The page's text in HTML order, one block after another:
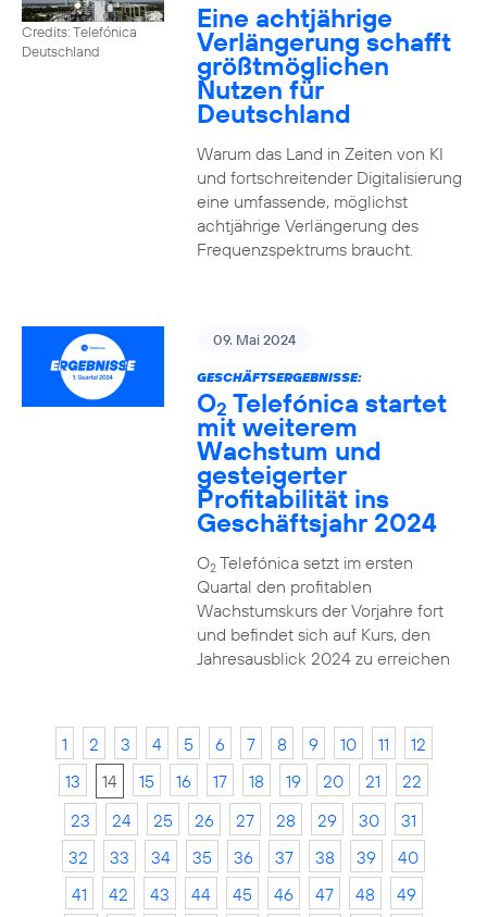
Credits: Telefónica
Deutschland
Eine achtjährige
Verlängerung schafft
größtmöglichen
Nutzen für
Deutschland
Warum das Land in Zeiten von KI
und fortschreitender Digitalisierung
eine umfassende, möglichst
achtjährige Verlängerung des
Frequenzspektrums braucht.
09. Mai 2024
GESCHÄFTSERGEBNISSE:
O2 Telefónica startet
mit weiterem
Wachstum und
gesteigerter
Profitabilität ins
Geschäftsjahr 2024
O2Telefónica setzt im ersten
Quartal den profitablen
Wachstumskurs der Vorjahre fort
und befindet sich auf Kurs, den
Jahresausblick 2024 zu erreichen
1 2 3 4 5 6 7 8 9 10 11
12
13
14 15 16 17 18 19 20 21
22
23
24 25 26 27 28 29 30
31
32
33 34 35 36 37 38 39
40
41
42 43 44 45 46 47 48
49